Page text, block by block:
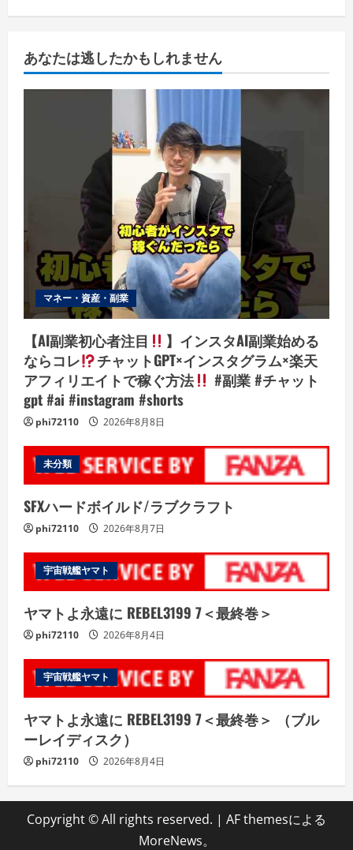
あなたは逃したかもしれません
マネー・資産・副業
【AI副業初心者注目
】インスタAI副業始める
ならコレ
チャットGPT×インスタグラム×楽天
アフィリエイトで稼ぐ方法
#副業 #チャット
gpt #ai #instagram #shorts
phi72110 2026年8月8日
未分類
SFXハードボイルド/ラブクラフト
phi72110 2026年8月7日
宇宙戦艦ヤマト
ヤマトよ永遠に REBEL3199 7＜最終巻＞
phi72110 2026年8月4日
宇宙戦艦ヤマト
ヤマトよ永遠に REBEL3199 7＜最終巻＞ （ブル
ーレイディスク）
phi72110 2026年8月4日
Copyright © All rights reserved. | AF themesによる
MoreNews。